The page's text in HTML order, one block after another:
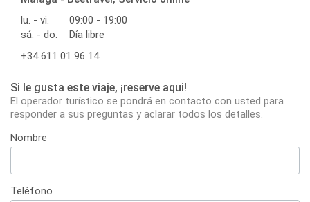
lu. - vi.
09:00 - 19:00
sá. - do.
Día libre
+34 611 01 96 14
Si le gusta este viaje, ¡reserve aqui!
El operador turístico se pondrá en contacto con usted para
responder a sus preguntas y aclarar todos los detalles.
Nombre
Teléfono